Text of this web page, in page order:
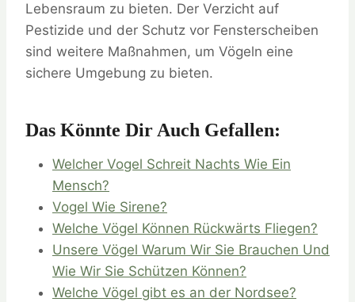
Lebensraum zu bieten. Der Verzicht auf
Pestizide und der Schutz vor Fensterscheiben
sind weitere Maßnahmen, um Vögeln eine
sichere Umgebung zu bieten.
Das Könnte Dir Auch Gefallen:
Welcher Vogel Schreit Nachts Wie Ein
Mensch?
Vogel Wie Sirene?
Welche Vögel Können Rückwärts Fliegen?
Unsere Vögel Warum Wir Sie Brauchen Und
Wie Wir Sie Schützen Können?
Welche Vögel gibt es an der Nordsee?